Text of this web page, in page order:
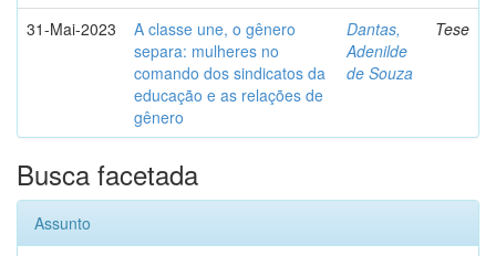
31-Mai-2023
A classe une, o gênero
separa: mulheres no
comando dos sindicatos da
educação e as relações de
gênero
Dantas,
Adenilde
de Souza
Tese
Busca facetada
Assunto